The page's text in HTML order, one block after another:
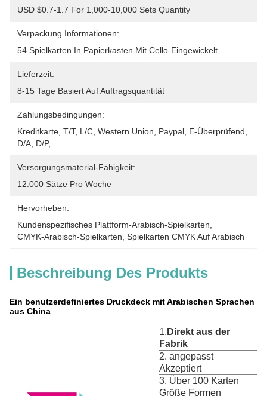
USD $0.7-1.7 For 1,000-10,000 Sets Quantity
Verpackung Informationen:
54 Spielkarten In Papierkasten Mit Cello-Eingewickelt
Lieferzeit:
8-15 Tage Basiert Auf Auftragsquantität
Zahlungsbedingungen:
Kreditkarte, T/T, L/C, Western Union, Paypal, E-Überprüfend,
D/A, D/P,
Versorgungsmaterial-Fähigkeit:
12.000 Sätze Pro Woche
Hervorheben:
Kundenspezifisches Plattform-Arabisch-Spielkarten
CMYK-Arabisch-Spielkarten Spielkarten CMYK Auf Arabisch
Beschreibung Des Produkts
Ein benutzerdefiniertes Druckdeck mit Arabischen Sprachen
aus China
1. Direkt aus der
Fabrik
2. angepasst
Akzeptiert
3. Über 100 Karten
Größe Formen